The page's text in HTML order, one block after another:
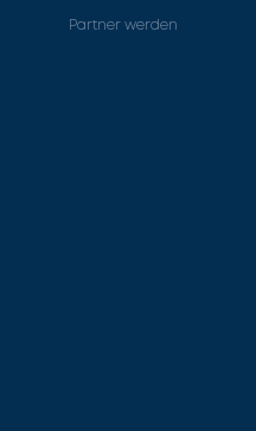
Partner werden